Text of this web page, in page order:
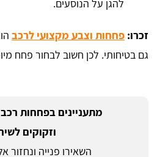
להגן על הנוסעים.
זכרו: פחחות וצבע מקצועי לרכב
גם בטיחותי. לכן חשוב לבחור פחח
מתעניינים בפחחות
וזקוקים
השאירו פנייה ונחזור